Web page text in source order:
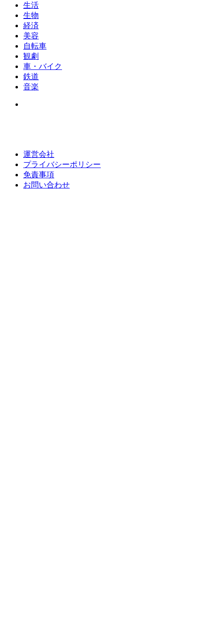
生活
生物
経済
美容
自転車
観劇
車・バイク
鉄道
音楽
運営会社
プライバシーポリシー
免責事項
お問い合わせ